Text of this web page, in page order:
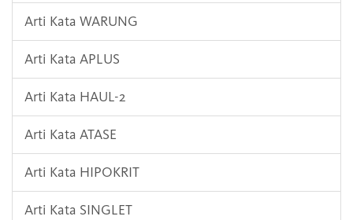
Arti Kata WARUNG
Arti Kata APLUS
Arti Kata HAUL-2
Arti Kata ATASE
Arti Kata HIPOKRIT
Arti Kata SINGLET